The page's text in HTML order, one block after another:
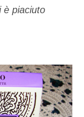
è piaciuto